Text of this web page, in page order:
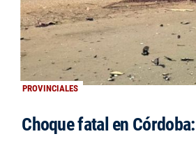
PROVINCIALES
Choque fatal en